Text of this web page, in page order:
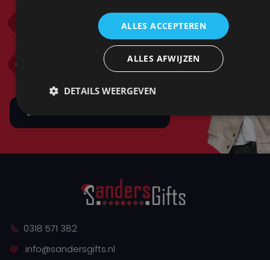
0318 571 382
info@sandersgifts.nl
Bezoek onze showroom
0318 571 382
info@sandersgifts.nl
ALLES ACCEPTEREN
ALLES AFWIJZEN
DETAILS WEERGEVEN